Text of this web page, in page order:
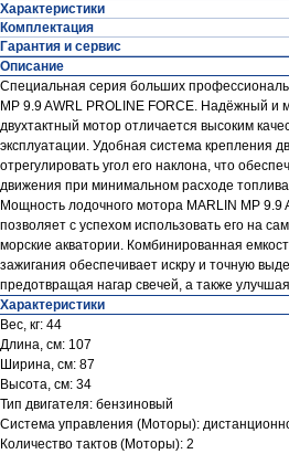
Характеристики
Комплектация
Гарантия и сервис
Описание
Специальная серия больших
MP 9.9 AWRL PROLINE FORCE. Надёжный
двухтактный мотор отличается высоким
эксплуатации. Удобная система крепления
отрегулировать угол его наклона, что
движения при минимальном расходе
Мощность лодочного мотора MARLIN MP 9.9
позволяет с успехом использовать его на
морские акватории. Комбинированная
зажигания обеспечивает искру и точную
предотвращая нагар свечей, а также
Характеристики
Вес, кг: 44
Длина, см: 107
Ширина, см: 87
Высота, см: 34
Тип двигателя: бензиновый
Система управления (Моторы):
Количество тактов (Моторы): 2